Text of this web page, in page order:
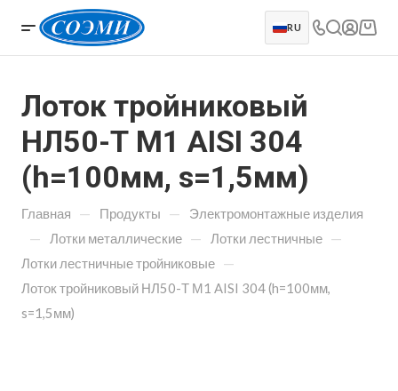
RU
Лоток тройниковый
НЛ50-Т М1 AISI 304
(h=100мм, s=1,5мм)
Главная — Продукты — Электромонтажные изделия
— Лотки металлические — Лотки лестничные —
Лотки лестничные тройниковые —
Лоток тройниковый НЛ50-Т М1 AISI 304 (h=100мм,
s=1,5мм)